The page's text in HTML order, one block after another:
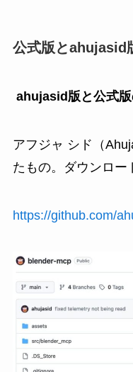
公式版とahujasid
ahujasid版と公式
アフジャ シド（
たもの。ダウンロー
https://github.com/